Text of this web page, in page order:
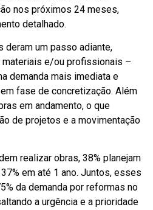
nos próximos 24 meses,
detalhado.
deram um passo adiante,
materiais e/ou profissionais –
demanda mais imediata e
fase de concretização. Além
em andamento, o que
de projetos e a movimentação
realizar obras, 38% planejam
em até 1 ano. Juntos, esses
da demanda por reformas no
a urgência e a prioridade